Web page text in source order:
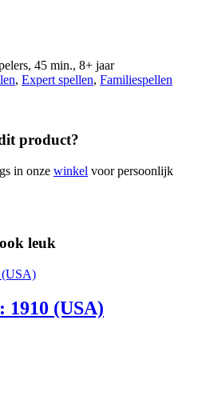
45 min., 8+ jaar
, Expert spellen, Familiespellen
product?
in onze winkel voor persoonlijk
leuk
1910 (USA)